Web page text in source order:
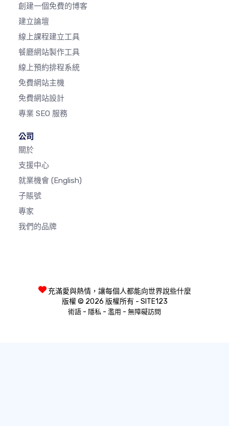
創建一個免費的博客
建立論壇
線上課程建立工具
餐廳網站製作工具
線上預約排程系統
免費網站主機
免費網站設計
專業 SEO 服務
公司
關於
支援中心
就業機會 (English)
子賬號
專家
我們的品牌
充滿愛與熱情，讓每個人都能向世界說些什麼
版權 © 2026 版權所有 - SITE123
術語 - 隱私 - 濫用 - 無障礙訪問